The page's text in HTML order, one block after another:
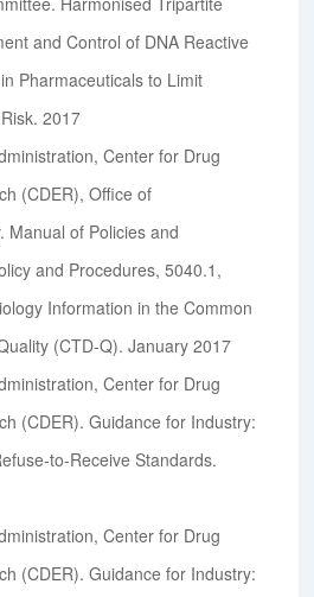
and Control of DNA Reactive
Pharmaceuticals to Limit
2017
Center for Drug
(CDER), Office of
Manual of Policies and
and Procedures, 5040.1,
Information in the Common
(CTD-Q). January 2017
Center for Drug
(CDER). Guidance for Industry:
to-Receive Standards.
Center for Drug
(CDER). Guidance for Industry: